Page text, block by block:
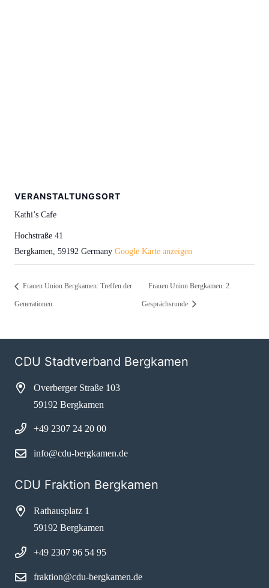
VERANSTALTUNGSORT
Kathi’s Cafe
Hochstraße 41
Bergkamen, 59192 Germany Google Karte anzeigen
Frauen Union Bergkamen: Treffen der
Generationen
Frauen Union Bergkamen: 2.
Gesprächsrunde
CDU Stadtverband Bergkamen
Overberger Straße 103
59192 Bergkamen
+49 2307 24 20 00
info@cdu-bergkamen.de
CDU Fraktion Bergkamen
Rathausplatz 1
59192 Bergkamen
+49 2307 96 54 95
fraktion@cdu-bergkamen.de